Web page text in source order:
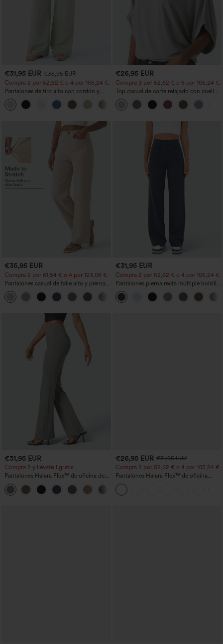
€31,95 EUR €35,95 EUR
Compra 2 por 52,62 € o 4 por 105,24 €.
Pantalones de tiro alto con cordón y
bolsillos, pernera ancha, holgados y de
estilo casual con tacto de lino.
+15
€26,95 EUR
Compra 3 por 52,62 € o 6 por 105,24 €.
Top casual de corte relajado con cuello
redondo y mangas murciélago.
€35,95 EUR
Compra 2 por 61,54 € o 4 por 123,08 €.
Pantalones casual de talle alto y pierna
recta con tacto de lino y bolsillos
+5
€31,95 EUR
Compra 2 por 52,62 € o 4 por 105,24 €.
Pantalones pierna recta múltiple bolsillo
botón tiro alto
€31,95 EUR
Compra 2 y llévate 1 gratis
Pantalones Halara Flex™ de oficina de
tiro alto ligeramente acampanados con
bolsillos
€26,95 EUR €31,95 EUR
Compra 2 por 52,62 € o 4 por 105,24 €.
Pantalones Halara Flex™ de oficina
anchos plisados de tiro alto con bolsillos
en tela tipo gofre